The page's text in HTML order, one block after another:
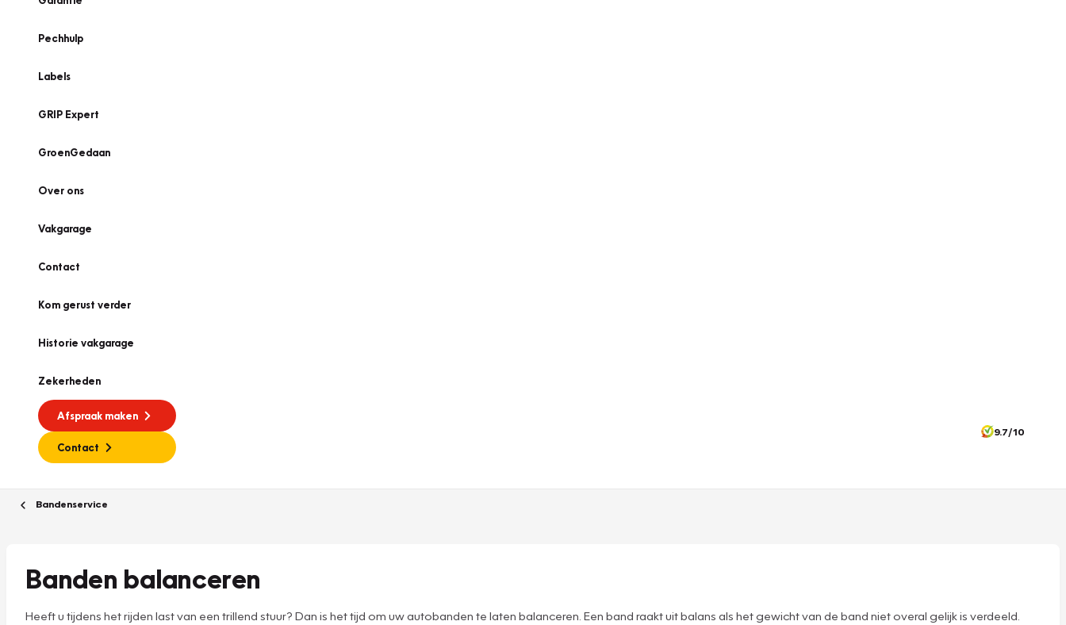
Pechhulp
Labels
GRIP Expert
GroenGedaan
Over ons
Vakgarage
Contact
Kom gerust verder
Historie vakgarage
Zekerheden
Afspraak maken
Contact
9.7/10
Bandenservice
Banden balanceren
Heeft u tijdens het rijden last van een trillend stuur? Dan is het tijd om uw autobanden te laten balanceren. Een band raakt uit balans als het gewicht van de band niet overal gelijk is verdeeld.